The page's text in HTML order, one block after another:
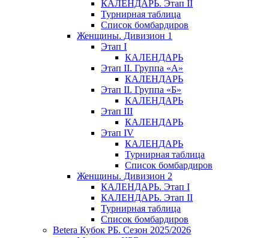
КАЛЕНДАРЬ. Этап II
Турнирная таблица
Список бомбардиров
Женщины. Дивизион 1
Этап I
КАЛЕНДАРЬ
Этап II. Группа «А»
КАЛЕНДАРЬ
Этап II. Группа «Б»
КАЛЕНДАРЬ
Этап III
КАЛЕНДАРЬ
Этап IV
КАЛЕНДАРЬ
Турнирная таблица
Список бомбардиров
Женщины. Дивизион 2
КАЛЕНДАРЬ. Этап I
КАЛЕНДАРЬ. Этап II
Турнирная таблица
Список бомбардиров
Betera Кубок РБ. Сезон 2025/2026